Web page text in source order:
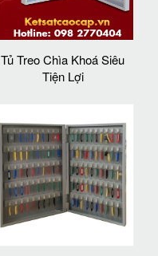
Tủ Treo Chìa Khoá Siêu
Tiện Lợi